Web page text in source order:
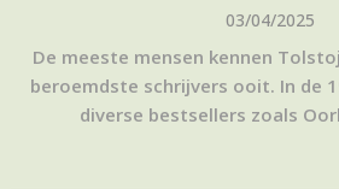
03/04/2025
De meeste mensen kennen
beroemdste schrijvers ooit. In de
diverse bestsellers zoals